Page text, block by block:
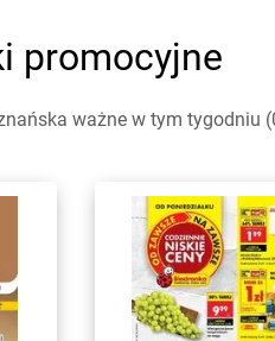
promocyjne
ważne w tym tygodniu